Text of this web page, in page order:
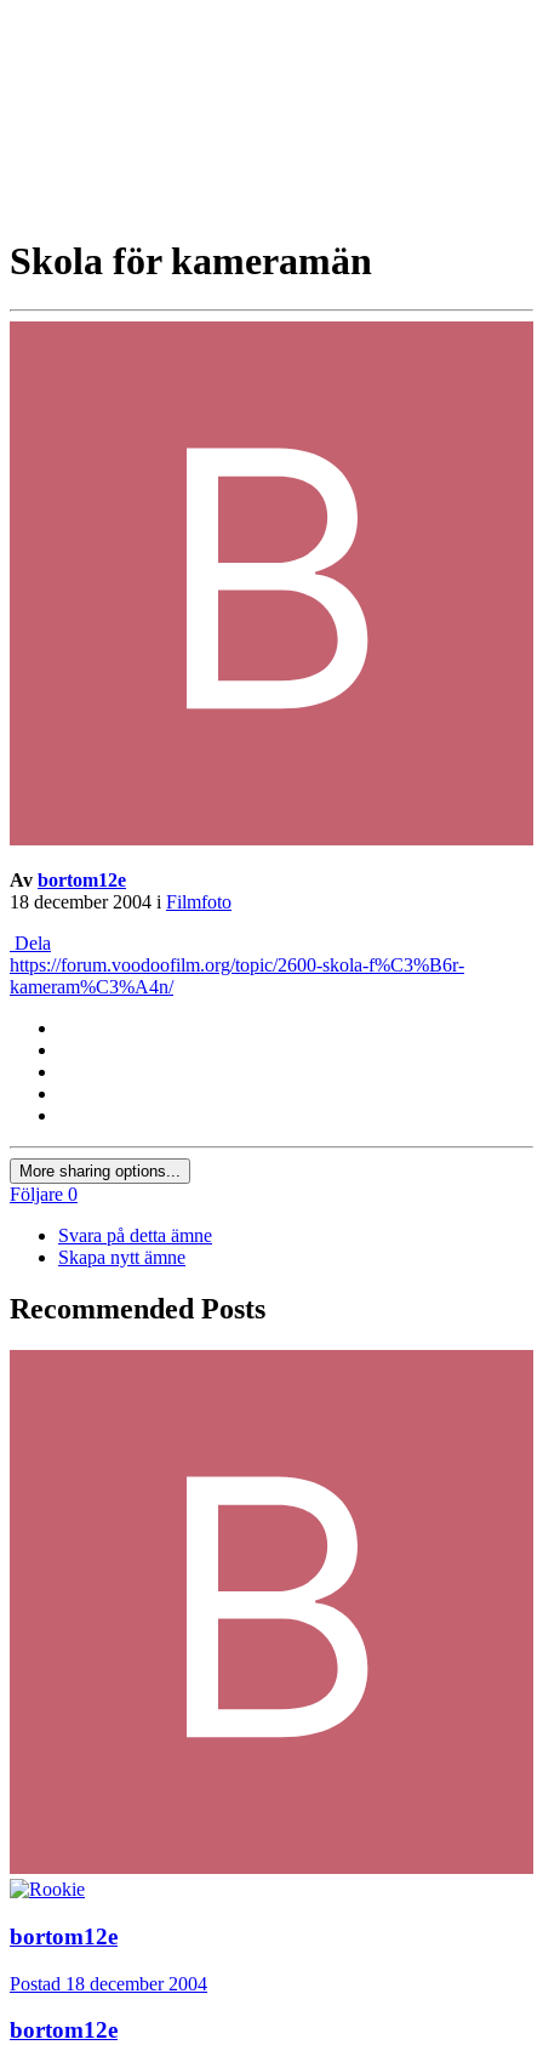
Skola för kameramän
Av bortom12e
18 december 2004 i Filmfoto
Dela
https://forum.voodoofilm.org/topic/2600-skola-f%C3%B6r-
kameram%C3%A4n/
More sharing options...
Följare 0
Svara på detta ämne
Skapa nytt ämne
Recommended Posts
bortom12e
Postad 18 december 2004
bortom12e